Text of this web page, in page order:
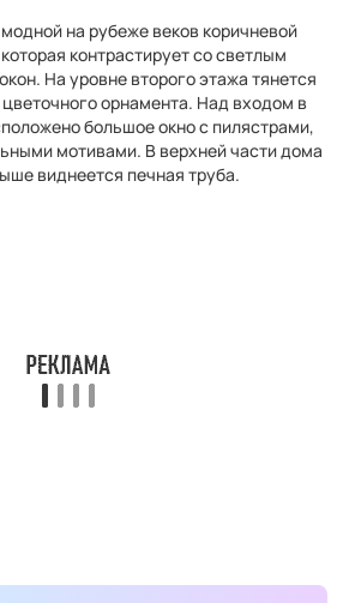
на рубеже веков коричневой
контрастирует со светлым
На уровне второго этажа тянется
орнамента. Над входом в
большое окно с пилястрами,
мотивами. В верхней части дома
виднеется печная труба.